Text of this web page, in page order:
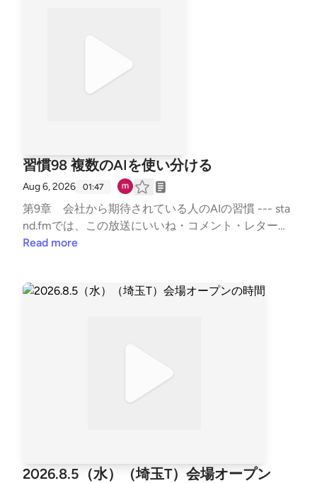
習慣98 複数のAIを使い分ける
Aug 6, 2026 01:47
第9章 会社から期待されている人のAIの習慣 --- sta
nd.fmでは、この放送にいいね・コメント・レター送
信ができます。https://listen.style/p/sutem?par8V21j
Read more
2026.8.5（水）（埼玉T）会場オープン